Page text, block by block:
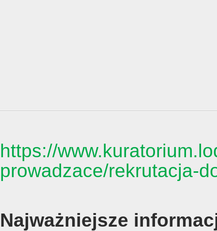
https://
prowadzace/rekrutacja-
Najważniejsze